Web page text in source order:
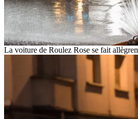
La voiture de Roulez Rose se fait